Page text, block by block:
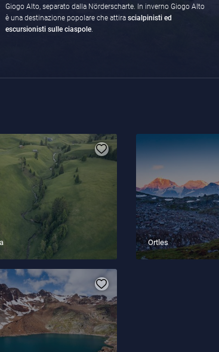
Giogo Alto, separato dalla Nörderscharte. In inverno Giogo Alto
è una destinazione popolare che attira scialpinisti ed
escursionisti sulle ciaspole.
Ortles